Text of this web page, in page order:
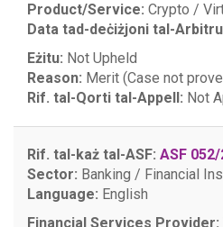
Product/Service: Crypto /
Data tad-deċiżjoni tal-
Eżitu: Not Upheld
Reason: Merit (Case not
Rif. tal-Qorti tal-Appell: Not
Rif. tal-każ tal-ASF: ASF 052/
Sector: Banking / Financial
Language: English
Financial Services Provider: